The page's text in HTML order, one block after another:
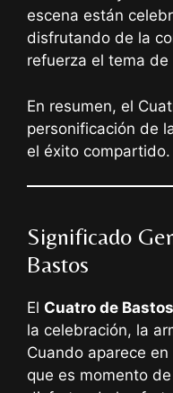
escena están
disfrutando de la
refuerza el tema
En resumen, el
personificación de
el éxito compartido.
Significado
Bastos
El Cuatro de Bastos
la celebración, la
Cuando aparece
que es momento